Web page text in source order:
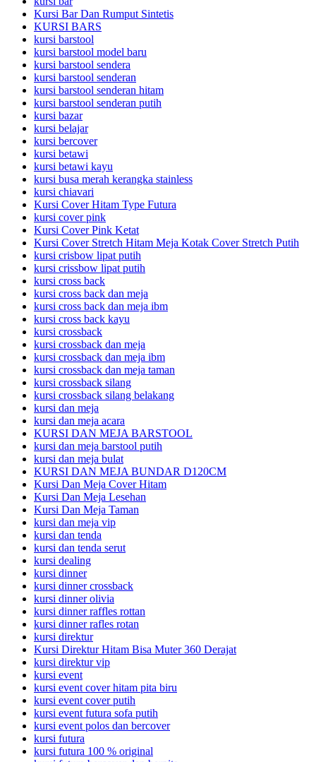
Kursi Bar Dan Rumput Sintetis
KURSI BARS
kursi barstool
kursi barstool model baru
kursi barstool sendera
kursi barstool senderan
kursi barstool senderan hitam
kursi barstool senderan putih
kursi bazar
kursi belajar
kursi bercover
kursi betawi
kursi betawi kayu
kursi busa merah kerangka stainless
kursi chiavari
Kursi Cover Hitam Type Futura
kursi cover pink
Kursi Cover Pink Ketat
Kursi Cover Stretch Hitam Meja Kotak Cover Stretch Putih
kursi crisbow lipat putih
kursi crissbow lipat putih
kursi cross back
kursi cross back dan meja
kursi cross back dan meja ibm
kursi cross back kayu
kursi crossback
kursi crossback dan meja
kursi crossback dan meja ibm
kursi crossback dan meja taman
kursi crossback silang
kursi crossback silang belakang
kursi dan meja
kursi dan meja acara
KURSI DAN MEJA BARSTOOL
kursi dan meja barstool putih
kursi dan meja bulat
KURSI DAN MEJA BUNDAR D120CM
Kursi Dan Meja Cover Hitam
Kursi Dan Meja Lesehan
Kursi Dan Meja Taman
kursi dan meja vip
kursi dan tenda
kursi dan tenda serut
kursi dealing
kursi dinner
kursi dinner crossback
kursi dinner olivia
kursi dinner raffles rottan
kursi dinner rafles rotan
kursi direktur
Kursi Direktur Hitam Bisa Muter 360 Derajat
kursi direktur vip
kursi event
kursi event cover hitam pita biru
kursi event cover putih
kursi event futura sofa putih
kursi event polos dan bercover
kursi futura
kursi futura 100 % original